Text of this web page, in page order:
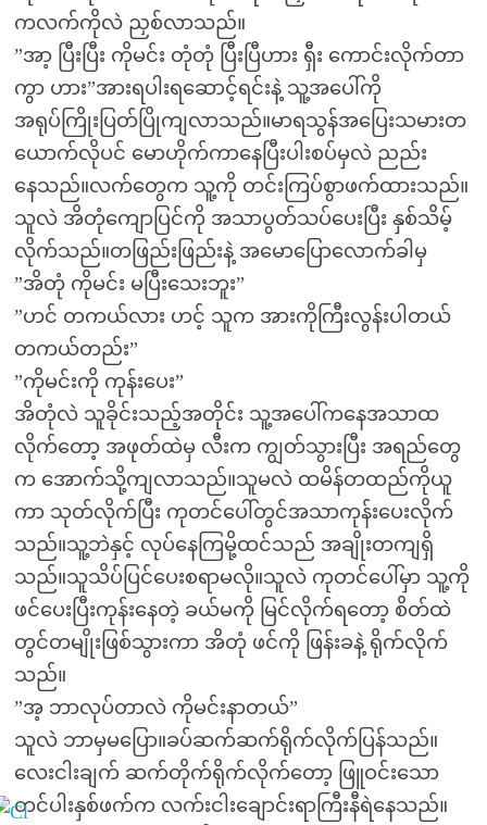
ကလက်ကိုလဲ ညှစ်လာသည်။
”အာ့ ပြီးပြီး ကိုမင်း တုံတုံ ပြီးပြီဟား ရှီး ကောင်းလိုက်တာ
ကွာ ဟား”အားရပါးရဆောင့်ရင်းနဲ့ သူ့အပေါ်ကို
အရုပ်ကြိုးပြတ်ပြိုကျလာသည်။မာရသွန်အပြေးသမားတ
ယောက်လိုပင် မောဟိုက်ကာနေပြီးပါးစပ်မှလဲ ညည်း
နေသည်။လက်တွေက သူ့ကို တင်းကြပ်စွာဖက်ထားသည်။
သူလဲ အိတုံကျောပြင်ကို အသာပွတ်သပ်ပေးပြီး နှစ်သိမ့်
လိုက်သည်။တဖြည်းဖြည်းနဲ့ အမောပြောလောက်ခါမှ
”အိတုံ ကိုမင်း မပြီးသေးဘူး”
”ဟင် တကယ်လား ဟင့် သူက အားကိုကြီးလွန်းပါတယ်
တကယ်တည်း”
”ကိုမင်းကို ကုန်းပေး”
အိတုံလဲ သူခိုင်းသည့်အတိုင်း သူ့အပေါ်ကနေအသာထ
လိုက်တော့ အဖုတ်ထဲမှ လီးက ကျွတ်သွားပြီး အရည်တွေ
က အောက်သို့ကျလာသည်။သူမလဲ ထမိန်တထည်ကိုယူ
ကာ သုတ်လိုက်ပြီး ကုတင်ပေါ်တွင်အသာကုန်းပေးလိုက်
သည်။သူ့ဘဲနှင့် လုပ်နေကြမို့ထင်သည် အချိုးတကျရှိ
သည်။သူသိပ်ပြင်ပေးစရာမလို။သူလဲ ကုတင်ပေါ်မှာ သူ့ကို
ဖင်ပေးပြီးကုန်းနေတဲ့ ခယ်မကို မြင်လိုက်ရတော့ စိတ်ထဲ
တွင်တမျိုးဖြစ်သွားကာ အိတုံ ဖင်ကို ဖြန်းခနဲ့ ရိုက်လိုက်
သည်။
”အ့ ဘာလုပ်တာလဲ ကိုမင်းနာတယ်”
သူလဲ ဘာမှမပြော။ခပ်ဆက်ဆက်ရိုက်လိုက်ပြန်သည်။
လေးငါးချက် ဆက်တိုက်ရိုက်လိုက်တော့ ဖြူဝင်းသော
တင်ပါးနှစ်ဖက်က လက်းငါးချောင်းရာကြီးနီရဲနေသည်။